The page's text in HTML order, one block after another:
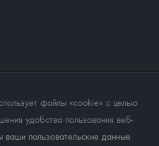
файлы «cookie» с целью
удобства пользования веб-
ваши пользовательские данные